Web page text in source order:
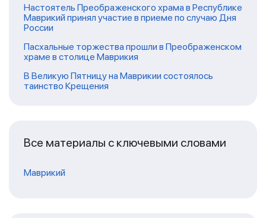
Настоятель Преображенского храма в Республике
Маврикий принял участие в приеме по случаю Дня
России
Пасхальные торжества прошли в Преображенском
храме в столице Маврикия
В Великую Пятницу на Маврикии состоялось
таинство Крещения
Все материалы с ключевыми словами
Маврикий